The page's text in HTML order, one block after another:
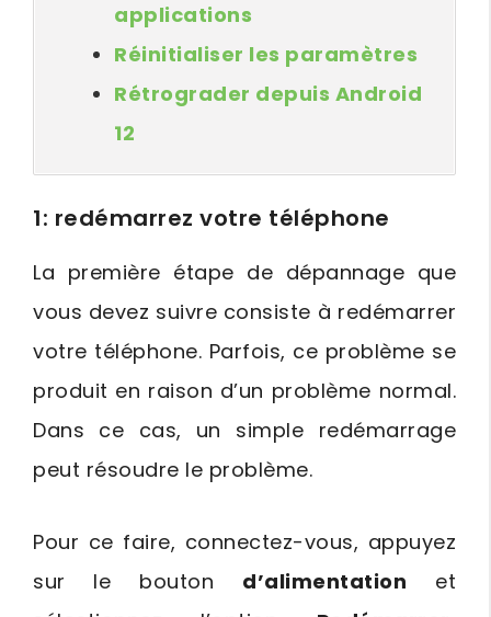
applications
Réinitialiser les paramètres
Rétrograder depuis Android
12
1: redémarrez votre téléphone
La première étape de dépannage que
vous devez suivre consiste à redémarrer
votre téléphone. Parfois, ce problème se
produit en raison d’un problème normal.
Dans ce cas, un simple redémarrage
peut résoudre le problème.
Pour ce faire, connectez-vous, appuyez
sur le bouton d’alimentation et